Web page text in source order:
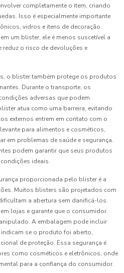
completamente o item, criando
Isso é especialmente importante
vidros e itens de decoração.
um blister, ele é menos suscetível a
o risco de devoluções e
o blister também protege os produtos
Durante o transporte, os
adversas que podem
atua como uma barreira, evitando
externos entrem em contato com o
para alimentos e cosméticos,
em problemas de saúde e segurança.
podem garantir que seus produtos
ideais.
proporcionada pelo blister é a
Muitos blisters são projetados com
a abertura sem danificá-los.
lojas e garante que o consumidor
A embalagem pode incluir
se o produto foi aberto,
de proteção. Essa segurança é
como cosméticos e eletrônicos, onde
para a confiança do consumidor.